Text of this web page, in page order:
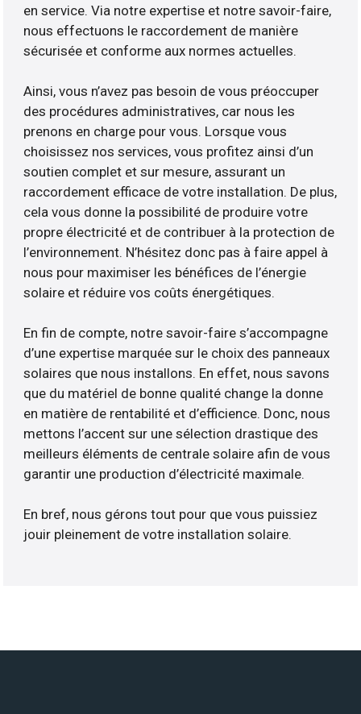
en service. Via notre expertise et notre savoir-faire,
nous effectuons le raccordement de manière
sécurisée et conforme aux normes actuelles.
Ainsi, vous n’avez pas besoin de vous préoccuper
des procédures administratives, car nous les
prenons en charge pour vous. Lorsque vous
choisissez nos services, vous profitez ainsi d’un
soutien complet et sur mesure, assurant un
raccordement efficace de votre installation. De plus,
cela vous donne la possibilité de produire votre
propre électricité et de contribuer à la protection de
l’environnement. N’hésitez donc pas à faire appel à
nous pour maximiser les bénéfices de l’énergie
solaire et réduire vos coûts énergétiques.
En fin de compte, notre savoir-faire s’accompagne
d’une expertise marquée sur le choix des panneaux
solaires que nous installons. En effet, nous savons
que du matériel de bonne qualité change la donne
en matière de rentabilité et d’efficience. Donc, nous
mettons l’accent sur une sélection drastique des
meilleurs éléments de centrale solaire afin de vous
garantir une production d’électricité maximale.
En bref, nous gérons tout pour que vous puissiez
jouir pleinement de votre installation solaire.